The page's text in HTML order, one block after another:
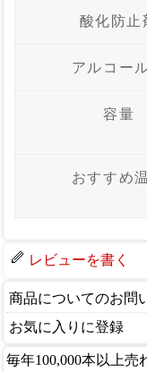
酸化防止
アルコー
容量
おすすめ
レビューを書く
商品についてのお問
お気に入りに登録
毎年100,000本以上売